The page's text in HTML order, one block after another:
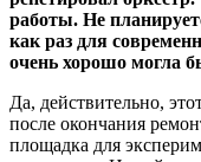
работы. Не
как раз для
очень хорошо могла
Да, действительно,
после окончания
площадка для